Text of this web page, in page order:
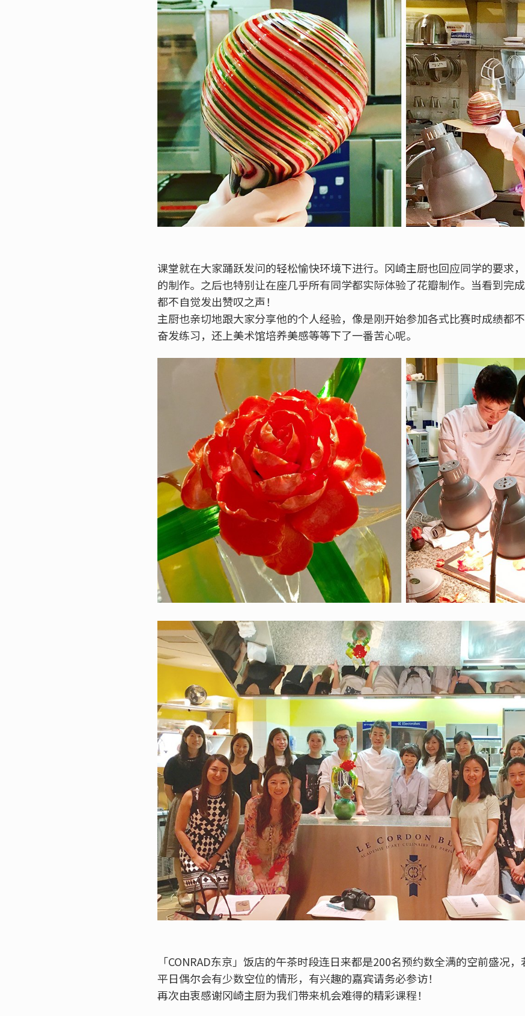
课堂就在大家踊跃发问的轻松愉快环境下进行。冈崎主厨也回应同学的要求
的制作。之后也特别让在座几乎所有同学都实际体验了花瓣制作。当看到完
都不自觉发出赞叹之声！
主厨也亲切地跟大家分享他的个人经验，像是刚开始参加各式比赛时成绩都
奋发练习，还上美术馆培养美感等等下了一番苦心呢。
「CONRAD东京」饭店的午茶时段连日来都是200名预约数全满的空前盛况，
平日偶尔会有少数空位的情形，有兴趣的嘉宾请务必参访！
再次由衷感谢冈崎主厨为我们带来机会难得的精彩课程！